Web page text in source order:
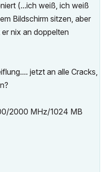
(...ich weiß, ich weiß
Bildschirm sitzen, aber
nix an doppelten
jetzt an alle Cracks,
2000 MHz/1024 MB